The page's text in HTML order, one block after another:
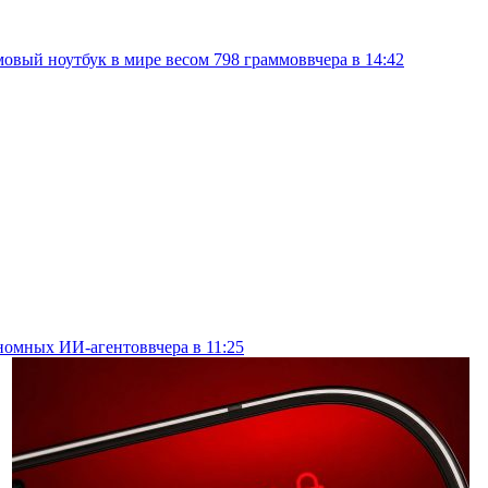
ноутбук в мире весом 798 граммоввчера в 14:42
ИИ-агентоввчера в 11:25